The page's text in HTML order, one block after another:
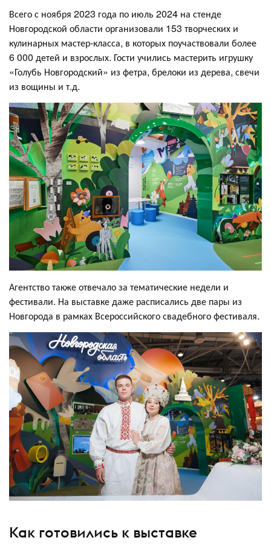
Всего с ноября 2023 года по июль 2024 на стенде
Новгородской области организовали 153 творческих и
кулинарных мастер-класса, в которых поучаствовали более
6 000 детей и взрослых. Гости учились мастерить игрушку
«Голубь Новгородский» из фетра, брелоки из дерева, свечи
из вощины и т.д.
Агентство также отвечало за тематические недели и
фестивали. На выставке даже расписались две пары из
Новгорода в рамках Всероссийского свадебного фестиваля.
Как готовились к выставке